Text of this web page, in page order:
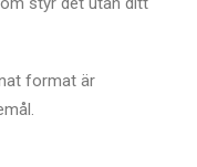
format är